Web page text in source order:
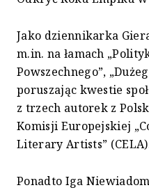
Jako dziennikarka
m.in. na łamach
Powszechnego”,
poruszając kwestie
z trzech autorek z
Komisji Europejskiej
Literary Artists”
Ponadto Iga